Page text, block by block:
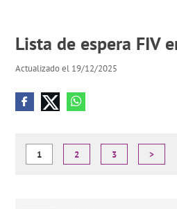
Lista de espera FIV
Actualizado el 19/12/2025
1 2 3 >